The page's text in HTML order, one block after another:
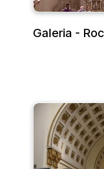
Galeria -